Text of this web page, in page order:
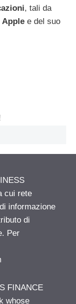
, tali da
Apple e del suo
cui rete
informazione
di
Per
FINANCE
whose